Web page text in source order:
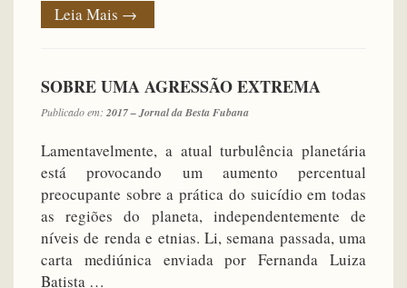
Leia Mais →
SOBRE UMA AGRESSÃO EXTREMA
Publicado em: 2017 – Jornal da Besta Fubana
Lamentavelmente, a atual turbulência planetária
está provocando um aumento percentual
preocupante sobre a prática do suicídio em todas
as regiões do planeta, independentemente de
níveis de renda e etnias. Li, semana passada, uma
carta mediúnica enviada por Fernanda Luiza
Batista …